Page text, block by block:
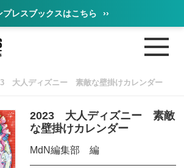
プレスブックスはこちら ››
大人ディズニー 素敵な壁掛けカレンダー
2023 大人ディズニー 素敵
な壁掛けカレンダー
MdN編集部 編